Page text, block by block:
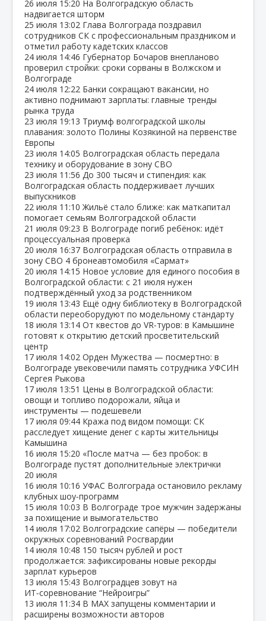
26 июля 15:20 На Волгоградскую область
надвигается шторм
25 июля 13:02 Глава Волгограда поздравил
сотрудников СК с профессиональным праздником и
отметил работу кадетских классов
24 июля 14:46 Губернатор Бочаров внепланово
проверил стройки: сроки сорваны в Волжском и
Волгограде
24 июля 12:22 Банки сокращают вакансии, но
активно поднимают зарплаты: главные тренды
рынка труда
23 июля 19:13 Триумф волгоградской школы
плавания: золото Полины Козякиной на первенстве
Европы
23 июля 14:05 Волгоградская область передала
технику и оборудование в зону СВО
23 июля 11:56 До 300 тысяч и стипендия: как
Волгоградская область поддерживает лучших
выпускников
22 июля 11:10Жильё стало ближе: как маткапитал
помогает семьям Волгоградской области
21 июля 09:23 В Волгограде погиб ребёнок: идёт
процессуальная проверка
20 июля 16:37 Волгоградская область отправила в
зону СВО 4 бронеавтомобиля «Сармат»
20 июля 14:15 Новое условие для единого пособия в
Волгоградской области: с 21 июля нужен
подтверждённый уход за родственником
19 июля 13:43 Ещё одну библиотеку в Волгоградской
области переоборудуют по модельному стандарту
18 июля 13:14 От квестов до VR‑туров: в Камышине
готовят к открытию детский просветительский
центр
17 июля 14:02 Орден Мужества — посмертно: в
Волгограде увековечили память сотрудника УФСИН
Сергея Рыкова
17 июля 13:51 Цены в Волгоградской области:
овощи и топливо подорожали, яйца и
инструменты — подешевели
17 июля 09:44 Кража под видом помощи: СК
расследует хищение денег с карты жительницы
Камышина
16 июля 15:20 «После матча — без пробок: в
Волгограде пустят дополнительные электрички
20 июля
16 июля 10:16 УФАС Волгограда остановило рекламу
клубных шоу‑программ
15 июля 10:03 В Волгограде трое мужчин задержаны
за похищение и вымогательство
14 июля 17:02 Волгоградские сапёры — победители
окружных соревнований Росгвардии
14 июля 10:48 150 тысяч рублей и рост
продолжается: зафиксированы новые рекорды
зарплат курьеров
13 июля 15:43 Волгоградцев зовут на
ИТ‑соревнование “Нейроигры”
13 июля 11:34 В МАХ запущены комментарии и
расширены возможности авторов